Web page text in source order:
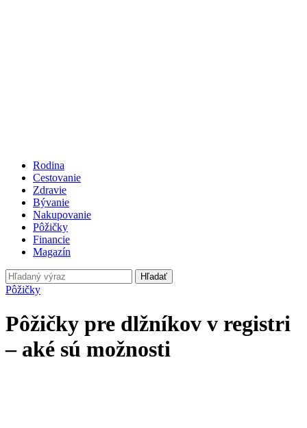
Rodina
Cestovanie
Zdravie
Bývanie
Nakupovanie
Pôžičky
Financie
Magazín
Hľadať
Pôžičky
Pôžičky pre dlžníkov v registri
– aké sú možnosti